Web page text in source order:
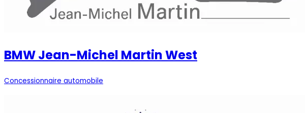
BMW Jean-Michel Martin West
Concessionnaire automobile